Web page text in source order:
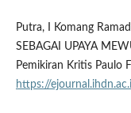
Putra, I Komang
SEBAGAI UPAYA
Pemikiran Kritis Paulo
https://